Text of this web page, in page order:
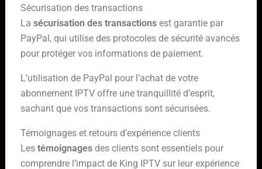
Sécurisation des transactions
La sécurisation des transactionsest garantie par
PayPal, qui utilise des protocoles de sécurité avancés
pour protéger vos informations de paiement.
L’utilisation de PayPal pour l’achat de votre
abonnement IPTV offre une tranquillité d’esprit,
sachant que vos transactions sont sécurisées.
Témoignages et retours d’expérience clients
Les témoignagesdes clients sont essentiels pour
comprendre l’impact de King IPTV sur leur expérience